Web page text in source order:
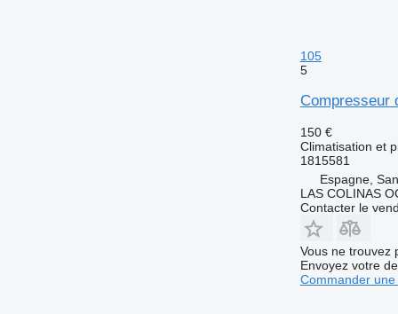
105
5
Compresseur
150 €
Climatisation et
1815581
Espagne,
LAS COLINAS
Contacter le
Vous ne trouvez
Envoyez votre
Commander